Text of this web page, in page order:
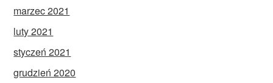
marzec 2021
luty 2021
styczeń 2021
grudzień 2020